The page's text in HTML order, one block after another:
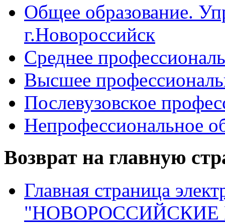
Общее образование.
г.Новороссийск
Среднее
Высшее
Послевузовское
Непрофессиональное
Возврат на главную
Главная страница
"НОВОРОССИЙСКИЕ